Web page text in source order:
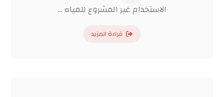
الاستخدام غير المشروع للمياه ...
قراءة المزيد